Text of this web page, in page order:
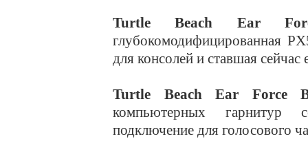
Turtle Beach Ear
глубокомодифицированная
для консолей и ставшая сейчас
Turtle Beach Ear Force
компьютерных гарнитур
подключение для голосового